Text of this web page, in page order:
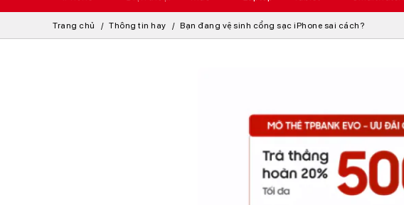
iPhone 17 Pro Max
AirTag 2 Mới
Osmo Pocket 4
Loa Marshall
Trang chủ Thông tin hay Bạn đang vệ sinh cổng sạc iPhone sai cách?